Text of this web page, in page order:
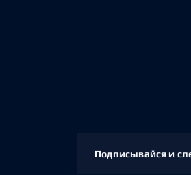
Подписывайся и